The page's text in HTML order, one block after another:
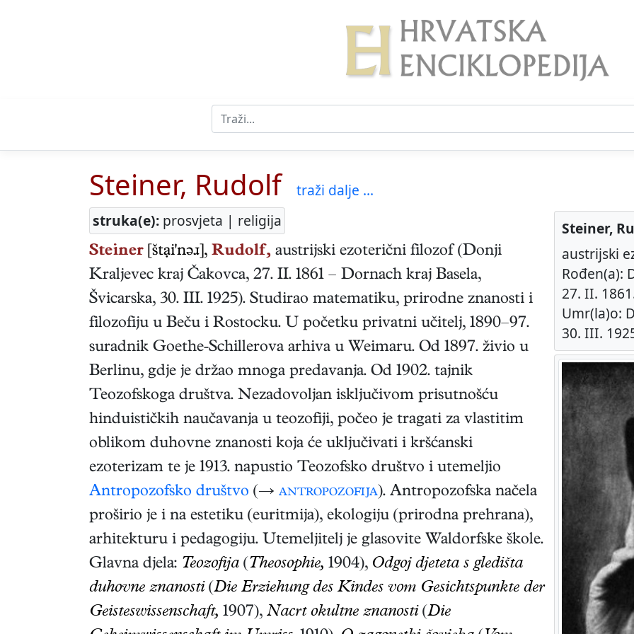
Steiner, Rudolf
traži dalje ...
struka(e): prosvjeta | religija
Steiner,
austrijski
Rođen(a):
27. II.
Umr(la)o:
30. III.
Steiner [štại'nəɹ], Rudolf, austrijski ezoterični filozof (Donji
Kraljevec kraj Čakovca, 27. II. 1861 – Dornach kraj Basela,
Švicarska, 30. III. 1925). Studirao matematiku, prirodne znanosti i
filozofiju u Beču i Rostocku. U početku privatni učitelj, 1890–97.
suradnik Goethe-Schillerova arhiva u Weimaru. Od 1897. živio u
Berlinu, gdje je držao mnoga predavanja. Od 1902. tajnik
Teozofskoga društva. Nezadovoljan isključivom prisutnošću
hinduističkih naučavanja u teozofiji, počeo je tragati za vlastitim
oblikom duhovne znanosti koja će uključivati i kršćanski
ezoterizam te je 1913. napustio Teozofsko društvo i utemeljio
Antropozofsko društvo (→ antropozofija). Antropozofska načela
proširio je i na estetiku (euritmija), ekologiju (prirodna prehrana),
arhitekturu i pedagogiju. Utemeljitelj je glasovite Waldorfske škole.
Glavna djela: Teozofija (Theosophie, 1904), Odgoj djeteta s gledišta
duhovne znanosti (Die Erziehung des Kindes vom Gesichtspunkte der
Geisteswissenschaft, 1907), Nacrt okultne znanosti (Die